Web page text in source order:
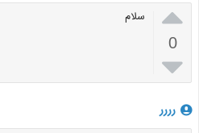

0

سلام
رررر